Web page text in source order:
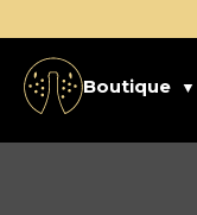
Boutique